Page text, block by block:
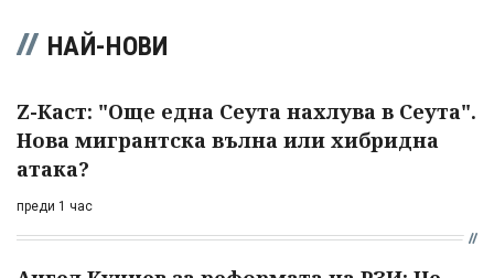
НАЙ-НОВИ
Z-Каст: "Още една Сеута нахлува в Сеута".
Нова мигрантска вълна или хибридна
атака?
преди 1 час